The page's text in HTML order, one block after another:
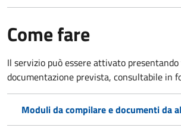
Come fare
Il servizio può essere attivato
documentazione prevista, consultabile in
Moduli da compilare e documenti da